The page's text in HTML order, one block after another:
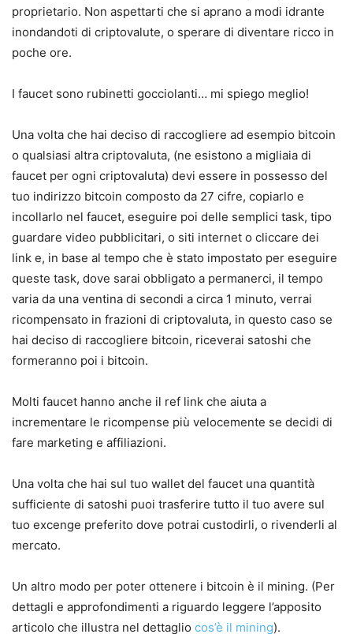
proprietario. Non aspettarti che si aprano a modi idrante
inondandoti di criptovalute, o sperare di diventare ricco in
poche ore.
I faucet sono rubinetti gocciolanti… mi spiego meglio!
Una volta che hai deciso di raccogliere ad esempio bitcoin
o qualsiasi altra criptovaluta, (ne esistono a migliaia di
faucet per ogni criptovaluta) devi essere in possesso del
tuo indirizzo bitcoin composto da 27 cifre, copiarlo e
incollarlo nel faucet, eseguire poi delle semplici task, tipo
guardare video pubblicitari, o siti internet o cliccare dei
link e, in base al tempo che è stato impostato per eseguire
queste task, dove sarai obbligato a permanerci, il tempo
varia da una ventina di secondi a circa 1 minuto, verrai
ricompensato in frazioni di criptovaluta, in questo caso se
hai deciso di raccogliere bitcoin, riceverai satoshi che
formeranno poi i bitcoin.
Molti faucet hanno anche il ref link che aiuta a
incrementare le ricompense più velocemente se decidi di
fare marketing e affiliazioni.
Una volta che hai sul tuo wallet del faucet una quantità
sufficiente di satoshi puoi trasferire tutto il tuo avere sul
tuo excenge preferito dove potrai custodirli, o rivenderli al
mercato.
Un altro modo per poter ottenere i bitcoin è il mining. (Per
dettagli e approfondimenti a riguardo leggere l’apposito
articolo che illustra nel dettaglio cos’è il mining).